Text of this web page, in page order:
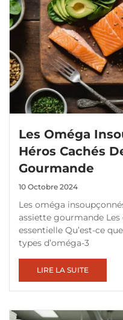
Les Oméga
Héros Cachés
Gourmande
10 Octobre 2024
Les oméga
assiette gourmande
essentielle Qu’est-ce
types d’oméga-3
LIRE LA SUITE